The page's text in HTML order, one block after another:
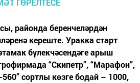
районда беренчеләрдән
кереште. Уракка старт
бүлекчәсендәге арыш
“Скипетр”, “Марафон”,
сортлы көзге бодай – 1000,